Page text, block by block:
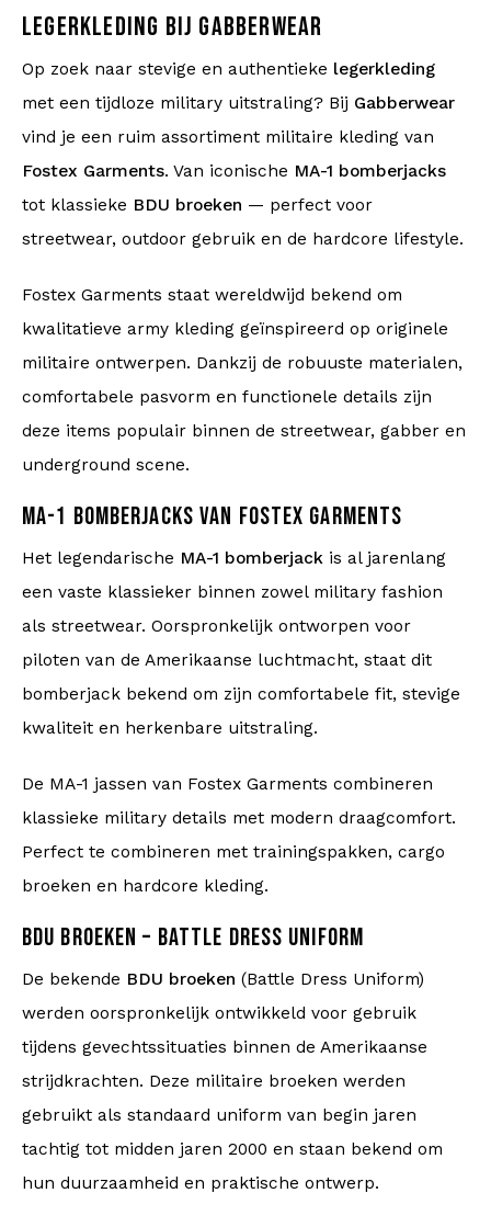
LEGERKLEDING BIJ GABBERWEAR
Op zoek naar stevige en authentieke legerkleding
met een tijdloze military uitstraling? Bij Gabberwear
vind je een ruim assortiment militaire kleding van
Fostex Garments. Van iconische MA-1 bomberjacks
tot klassieke BDU broeken — perfect voor
streetwear, outdoor gebruik en de hardcore lifestyle.
Fostex Garments staat wereldwijd bekend om
kwalitatieve army kleding geïnspireerd op originele
militaire ontwerpen. Dankzij de robuuste materialen,
comfortabele pasvorm en functionele details zijn
deze items populair binnen de streetwear, gabber en
underground scene.
MA-1 BOMBERJACKS VAN FOSTEX GARMENTS
Het legendarische MA-1 bomberjack is al jarenlang
een vaste klassieker binnen zowel military fashion
als streetwear. Oorspronkelijk ontworpen voor
piloten van de Amerikaanse luchtmacht, staat dit
bomberjack bekend om zijn comfortabele fit, stevige
kwaliteit en herkenbare uitstraling.
De MA-1 jassen van Fostex Garments combineren
klassieke military details met modern draagcomfort.
Perfect te combineren met trainingspakken, cargo
broeken en hardcore kleding.
BDU BROEKEN – BATTLE DRESS UNIFORM
De bekende BDU broeken (Battle Dress Uniform)
werden oorspronkelijk ontwikkeld voor gebruik
tijdens gevechtssituaties binnen de Amerikaanse
strijdkrachten. Deze militaire broeken werden
gebruikt als standaard uniform van begin jaren
tachtig tot midden jaren 2000 en staan bekend om
hun duurzaamheid en praktische ontwerp.